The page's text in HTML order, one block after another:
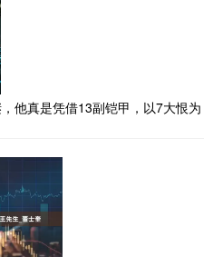
他真是凭借13副铠甲，以7大恨为